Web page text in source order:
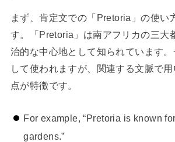
まず、肯定文での「Pretoria」の使い
す。「Pretoria」は南アフリカの三大
治的な中心地として知られています
して使われますが、関連する文脈で
点が特徴です。
For example, “Pretoria is known
gardens.”